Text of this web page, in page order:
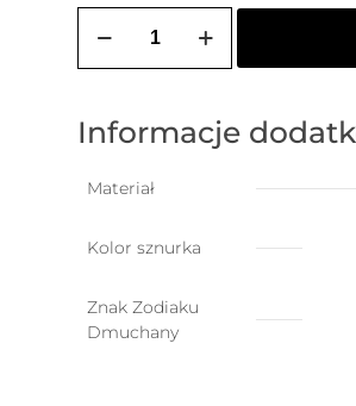
Bransoletka
z
dmuchanym
zodiaku
do
Informacje
Materiał
Kolor sznurka
Znak Zodiaku
Dmuchany